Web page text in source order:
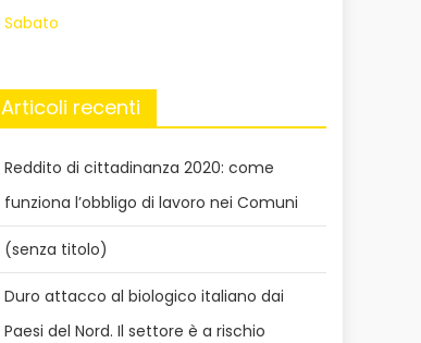
Sabato
Articoli recenti
Reddito di cittadinanza 2020: come
funziona l’obbligo di lavoro nei Comuni
(senza titolo)
Duro attacco al biologico italiano dai
Paesi del Nord. Il settore è a rischio